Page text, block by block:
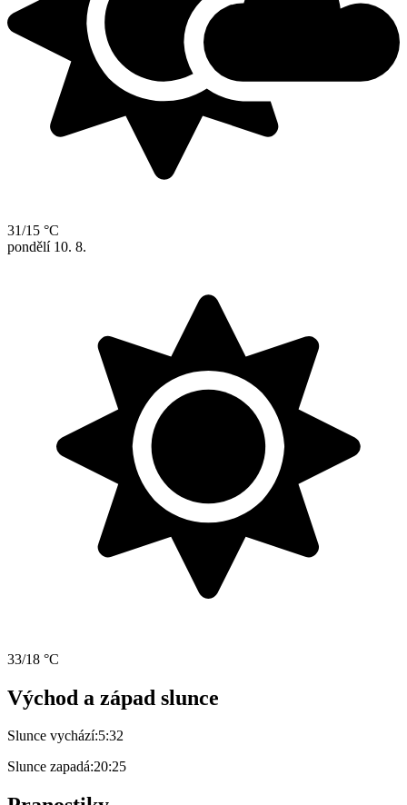
31/15 °C
pondělí 10. 8.
33/18 °C
Východ a západ slunce
Slunce vychází:5:32
Slunce zapadá:20:25